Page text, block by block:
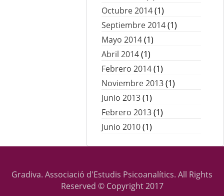
Octubre 2014(1)
Septiembre 2014(1)
Mayo 2014(1)
Abril 2014(1)
Febrero 2014(1)
Noviembre 2013(1)
Junio 2013(1)
Febrero 2013(1)
Junio 2010(1)
Gradiva. Associació d'Estudis Psicoanalítics. All Rights
Reserved © Copyright 2017